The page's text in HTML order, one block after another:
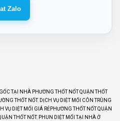
Zalo
TẠI NHÀ PHƯỜNG THỐT NỐT QUẬN THỐT
THỐT NỐT, DỊCH VỤ DIỆT MỐI CÔN TRÙNG
VỤ DIỆT MỐI GIÁ RẺPHƯỜNG THỐT NỐT QUẬN
THỐT NỐT, PHUN DIỆT MỐI TẠI NHÀ Ở